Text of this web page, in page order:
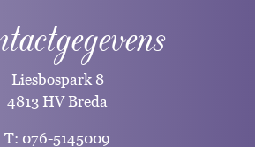
Liesbospark 8
4813 HV Breda
T: 076-5145009